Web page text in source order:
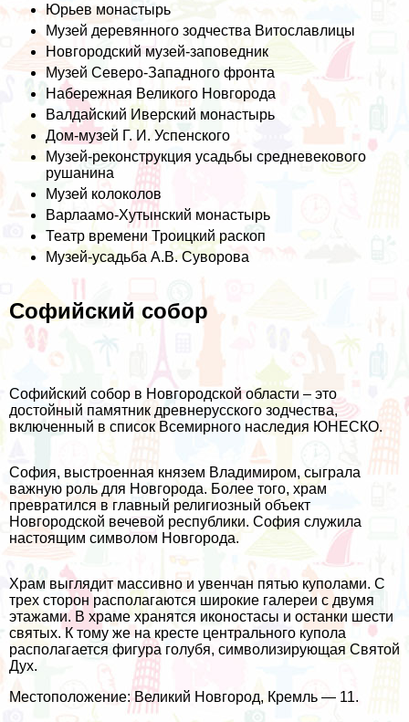
Юрьев монастырь
Музей деревянного зодчества Витославлицы
Новгородский музей-заповедник
Музей Северо-Западного фронта
Набережная Великого Новгорода
Валдайский Иверский монастырь
Дом-музей Г. И. Успенского
Музей-реконструкция усадьбы средневекового
рушанина
Музей колоколов
Варлаамо-Хутынский монастырь
Театр времени Троицкий раскоп
Музей-усадьба А.В. Суворова
Софийский собор
Софийский собор в Новгородской области – это
достойный памятник древнерусского зодчества,
включенный в список Всемирного наследия ЮНЕСКО.
София, выстроенная князем Владимиром, сыграла
важную роль для Новгорода. Более того, храм
превратился в главный религиозный объект
Новгородской вечевой республики. София служила
настоящим символом Новгорода.
Храм выглядит массивно и увенчан пятью куполами. С
трех сторон располагаются широкие галереи с двумя
этажами. В храме хранятся иконостасы и останки шести
святых. К тому же на кресте центрального купола
располагается фигура голубя, символизирующая Святой
Дух.
Местоположение: Великий Новгород, Кремль — 11.